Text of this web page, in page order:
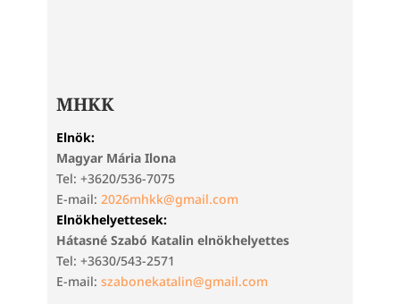
MHKK
Elnök:
Magyar Mária Ilona
Tel: +3620/536-7075
E-mail: 2026mhkk@gmail.com
Elnökhelyettesek:
Hátasné Szabó Katalin elnökhelyettes
Tel: +3630/543-2571
E-mail: szabonekatalin@gmail.com